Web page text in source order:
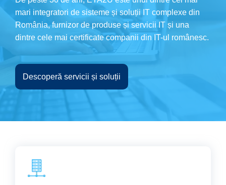
mari integratori de sisteme și soluții IT complexe din
România, furnizor de produse și servicii IT și una
dintre cele mai certificate companii din IT-ul românesc.
Descoperă servicii și soluții